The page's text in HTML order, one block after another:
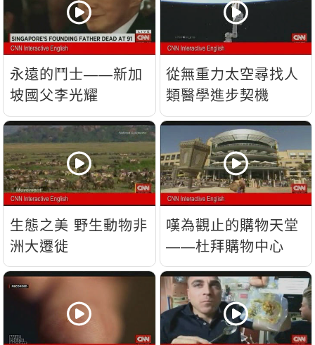
永遠的鬥士——新加
坡國父李光耀
從無重力太空尋找人
類醫學進步契機
生態之美 野生動物非
洲大遷徙
嘆為觀止的購物天堂
——杜拜購物中心